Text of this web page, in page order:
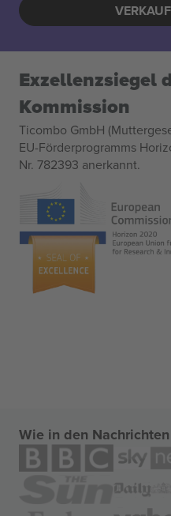
Exzellenzsiegel
Kommission
Ticombo GmbH
EU-Förderprogramms
Nr. 782393 anerkannt.
Wie in den